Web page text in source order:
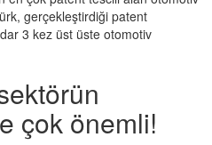
gerçekleştirdiği patent
3 kez üst üste otomotiv
çok önemli!